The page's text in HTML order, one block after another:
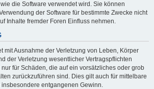
die Software verwendet wird. Sie können
der Software für bestimmte Zwecke nicht
Inhalte fremder Foren Einfluss nehmen.
mit Ausnahme der Verletzung von Leben, Körper
der Verletzung wesentlicher Vertragspflichten
für Schäden, die auf ein vorsätzliches oder grob
zurückzuführen sind. Dies gilt auch für mittelbare
entgangenen Gewinn.